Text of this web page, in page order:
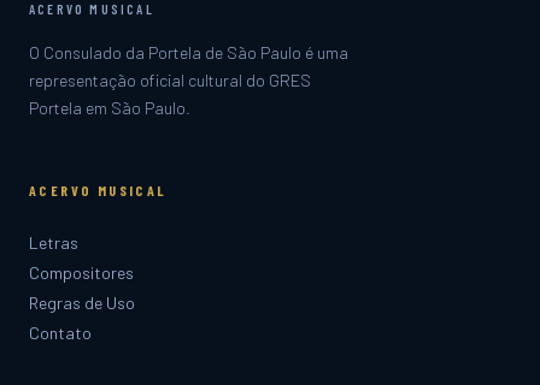
ACERVO MUSICAL
O Consulado da Portela de São Paulo é uma
representação oficial cultural do GRES
Portela em São Paulo.
ACERVO MUSICAL
Letras
Compositores
Regras de Uso
Contato